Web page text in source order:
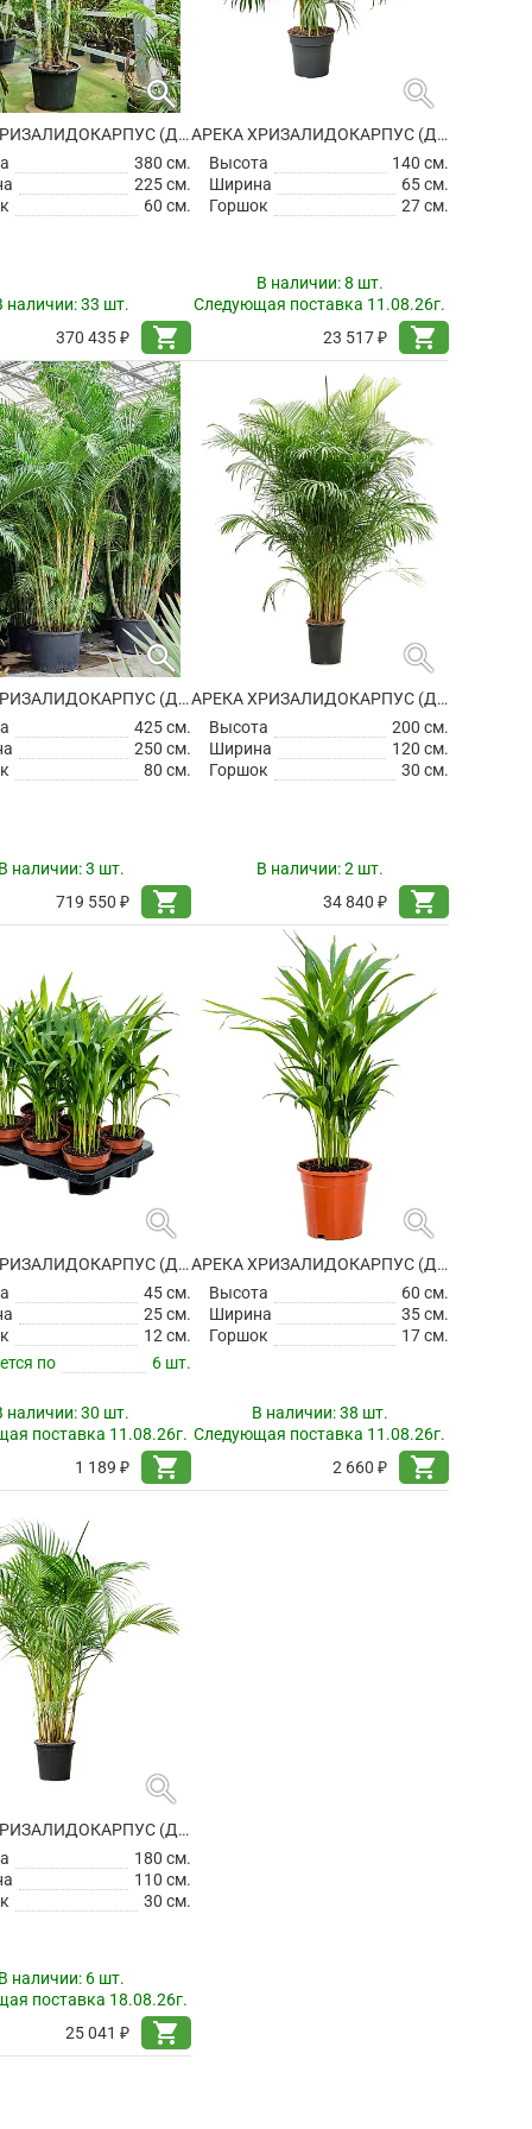
search
АРЕКА ХРИЗАЛИДОКАРПУС (ДИПСИС ЖЕЛТОВАТЫЙ)
380 см.
225 см.
60 см.
наличии:33 шт.
370 435 ₽
shopping_cart
search
АРЕКА ХРИЗАЛИДОКАРПУС (ДИПСИС ЖЕЛТОВАТЫЙ)
Высота
140 см.
Ширина
65 см.
Горшок
27 см.
В наличии:8 шт.
Следующая поставка 11.08.26г.
23 517 ₽
shopping_cart
search
АРЕКА ХРИЗАЛИДОКАРПУС (ДИПСИС ЖЕЛТОВАТЫЙ)
425 см.
250 см.
80 см.
наличии:3 шт.
719 550 ₽
shopping_cart
search
АРЕКА ХРИЗАЛИДОКАРПУС (ДИПСИС ЖЕЛТОВАТЫЙ)
Высота
200 см.
Ширина
120 см.
Горшок
30 см.
В наличии:2 шт.
34 840 ₽
shopping_cart
search
АРЕКА ХРИЗАЛИДОКАРПУС (ДИПСИС ЖЕЛТОВАТЫЙ)
45 см.
25 см.
12 см.
по
6 шт.
наличии:30 шт.
поставка 11.08.26г.
1 189 ₽
shopping_cart
search
АРЕКА ХРИЗАЛИДОКАРПУС (ДИПСИС ЖЕЛТОВАТЫЙ)
Высота
60 см.
Ширина
35 см.
Горшок
17 см.
В наличии:38 шт.
Следующая поставка 11.08.26г.
2 660 ₽
shopping_cart
search
АРЕКА ХРИЗАЛИДОКАРПУС (ДИПСИС ЖЕЛТОВАТЫЙ)
180 см.
110 см.
30 см.
наличии: 6 шт.
поставка 18.08.26г.
25 041 ₽
shopping_cart